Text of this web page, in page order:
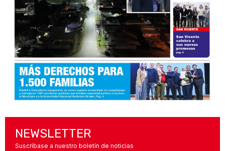
NEWSLETTER
Suscríbase a nuestro boletín de noticias